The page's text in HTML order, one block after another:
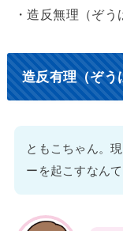
・造反無理（ぞう
造反有理（ぞう
ともこちゃん。
ーを起こすなん